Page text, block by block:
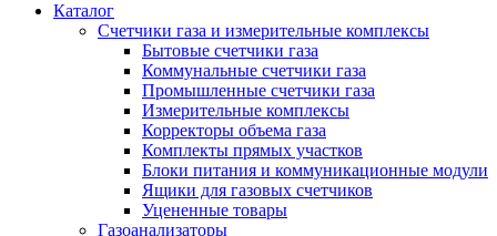
Каталог
Счетчики газа и измерительные комплексы
Бытовые счетчики газа
Коммунальные счетчики газа
Промышленные счетчики газа
Измерительные комплексы
Корректоры объема газа
Комплекты прямых участков
Блоки питания и коммуникационные модули
Ящики для газовых счетчиков
Уцененные товары
Газоанализаторы